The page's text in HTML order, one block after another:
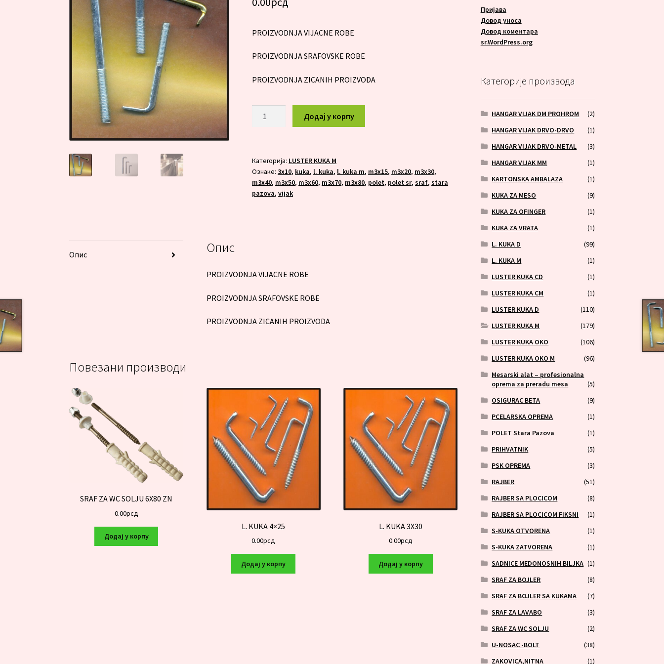
PROIZVODNJA VIJACNE ROBE
PROIZVODNJA SRAFOVSKE ROBE
PROIZVODNJA ZICANIH PROIZVODA
количина
Додај у корпу
Категорија: LUSTER KUKA M
Ознаке:3x10, kuka, l. kuka, l. kuka m, m3x15, m3x20, m3x30,
m3x40, m3x50, m3x60, m3x70, m3x80, polet, polet sr,sraf,stara
pazova,vijak
Опис Опис
PROIZVODNJA VIJACNE ROBE
PROIZVODNJA SRAFOVSKE ROBE
PROIZVODNJA ZICANIH PROIZVODA
Повезани производи
SRAF ZA WC SOLJU 6X80 ZN
0.00рсд
Додај у корпу
L. KUKA 4×25
0.00рсд
Додај у корпу
L. KUKA 3X30
0.00рсд
Додај у корпу
Пријава
Довод уноса
Довод коментара
sr.WordPress.org
Категорије производа
HANGAR VIJAK DM PROHROM
(2)
HANGAR VIJAK DRVO-DRVO
(1)
HANGAR VIJAK DRVO-METAL
(3)
HANGAR VIJAK MM
(1)
KARTONSKA AMBALAZA
(1)
KUKA ZA MESO
(9)
KUKA ZA OFINGER
(1)
KUKA ZA VRATA
(1)
L. KUKA D
(99)
L. KUKA M
(1)
LUSTER KUKA CD
(1)
LUSTER KUKA CM
(1)
LUSTER KUKA D
(110)
LUSTER KUKA M
(179)
LUSTER KUKA OKO
(106)
LUSTER KUKA OKO M
(96)
Mesarski alat – profesionalna
oprema za preradu mesa
(5)
OSIGURAC BETA
(9)
PCELARSKA OPREMA
(1)
POLET Stara Pazova
(1)
PRIHVATNIK
(5)
PSK OPREMA
(3)
RAJBER
(51)
RAJBER SA PLOCICOM
(8)
RAJBER SA PLOCICOM FIKSNI
(1)
S-KUKA OTVORENA
(1)
S-KUKA ZATVORENA
(1)
SADNICE MEDONOSNIH BILJKA (1)
SRAF ZA BOJLER
(8)
SRAF ZA BOJLER SA KUKAMA
(7)
SRAF ZA LAVABO
(3)
SRAF ZA WC SOLJU
(2)
U-NOSAC -BOLT
(38)
ZAKOVICA,NITNA
(1)